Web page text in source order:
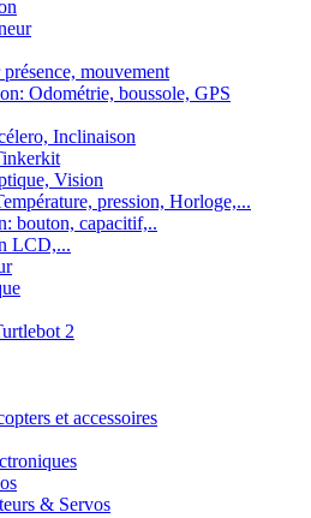
mouvement
Odométrie, boussole, GPS
Inclinaison
Vision
pression, Horloge,...
bouton, capacitif,..
LCD,...
2
et accessoires
& Servos